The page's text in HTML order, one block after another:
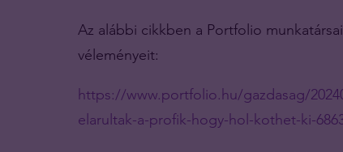
Az alábbi cikkben a Portfolio
véleményeit:
https://www.portfolio.hu/gazdasag/
elarultak-a-profik-hogy-hol-kothet-ki-